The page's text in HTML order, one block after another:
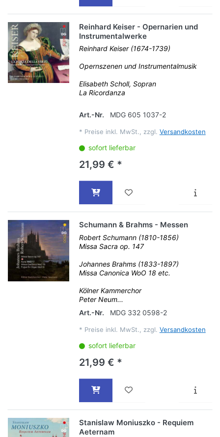
Reinhard Keiser - Opernarien und
Instrumentalwerke
Reinhard Keiser (1674-1739)
Opernszenen und Instrumentalmusik
Elisabeth Scholl, Sopran
La Ricordanza
Art.-Nr. MDG 605 1037-2
* Preise inkl. MwSt., zzgl. Versandkosten
sofort lieferbar
21,99 € *
Schumann & Brahms - Messen
Robert Schumann (1810-1856)
Missa Sacra op. 147
Johannes Brahms (1833-1897)
Missa Canonica WoO 18 etc.
Kölner Kammerchor
Peter Neum...
Art.-Nr.
MDG 332 0598-2
* Preise inkl. MwSt., zzgl. Versandkosten
sofort lieferbar
21,99 € *
Stanislaw Moniuszko - Requiem
Aeternam